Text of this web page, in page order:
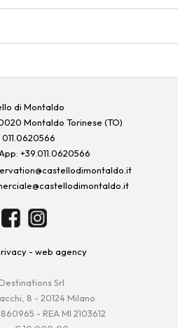
di Montaldo
Montaldo Torinese (TO)
011.0620566
+39.011.0620566
-web agency
Srl
8 - 20124 Milano
- REA MI 2103612